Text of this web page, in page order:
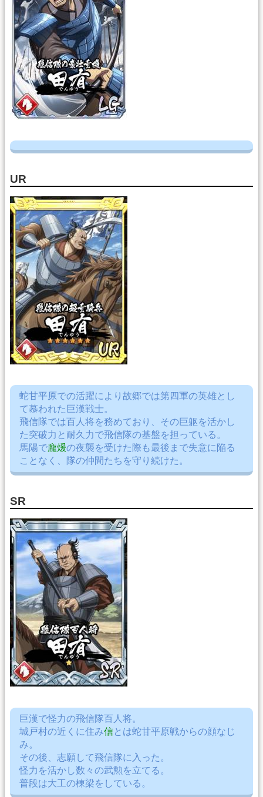
UR
蛇甘平原での活躍により故郷では第四軍の英雄とし
て慕われた巨漢戦士。
飛信隊では百人将を務めており、その巨躯を活かし
た突破力と耐久力で飛信隊の基盤を担っている。
馬陽で龐煖の夜襲を受けた際も最後まで失意に陥る
ことなく、隊の仲間たちを守り続けた。
SR
巨漢で怪力の飛信隊百人将。
城戸村の近くに住み信とは蛇甘平原戦からの顔なじ
み。
その後、志願して飛信隊に入った。
怪力を活かし数々の武勲を立てる。
普段は大工の棟梁をしている。